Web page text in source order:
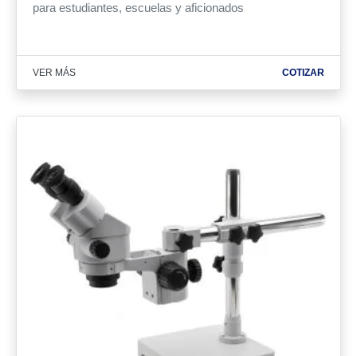
para estudiantes, escuelas y aficionados
VER MÁS COTIZAR